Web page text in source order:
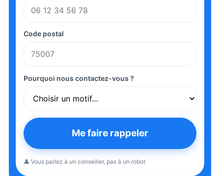
Code postal
Pourquoi nous contactez-vous ?
Me faire rappeler
👤 Vous parlez à un conseiller, pas à un robot